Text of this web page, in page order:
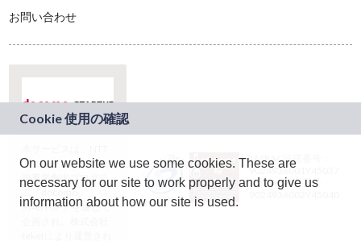
お問い合わせ
ドコモグループの新
規事業創出プログラ
ム「docomo
STARTUP」を通じて
JASRAC許諾番号：
9024936001Y45037
JASRAC許諾番号：
On our website we use some cookies. These are
necessary for our site to work properly and to give us
information about how our site is used.